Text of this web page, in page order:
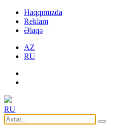
Haqqımızda
Reklam
Əlaqə
AZ
RU
RU